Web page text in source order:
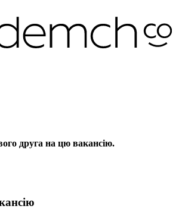
друга на цю вакансію.